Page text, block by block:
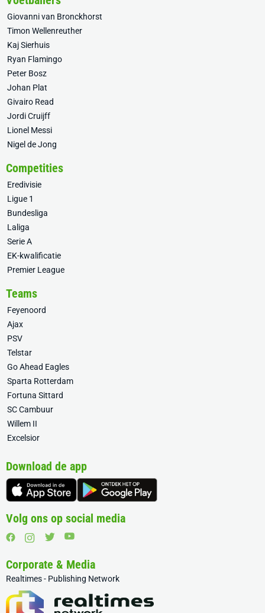
Giovanni van Bronckhorst
Timon Wellenreuther
Kaj Sierhuis
Ryan Flamingo
Peter Bosz
Johan Plat
Givairo Read
Jordi Cruijff
Lionel Messi
Nigel de Jong
Competities
Eredivisie
Ligue 1
Bundesliga
Laliga
Serie A
EK-kwalificatie
Premier League
Teams
Feyenoord
Ajax
PSV
Telstar
Go Ahead Eagles
Sparta Rotterdam
Fortuna Sittard
SC Cambuur
Willem II
Excelsior
Download de app
Volg ons op social media
Corporate & Media
Realtimes - Publishing Network